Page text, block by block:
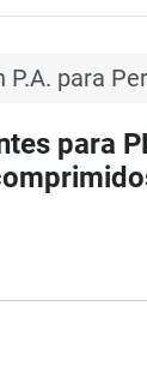
para
para